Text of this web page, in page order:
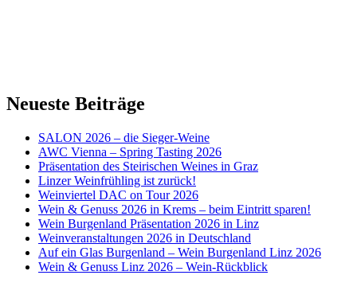
Neueste Beiträge
SALON 2026 – die Sieger-Weine
AWC Vienna – Spring Tasting 2026
Präsentation des Steirischen Weines in Graz
Linzer Weinfrühling ist zurück!
Weinviertel DAC on Tour 2026
Wein & Genuss 2026 in Krems – beim Eintritt sparen!
Wein Burgenland Präsentation 2026 in Linz
Weinveranstaltungen 2026 in Deutschland
Auf ein Glas Burgenland – Wein Burgenland Linz 2026
Wein & Genuss Linz 2026 – Wein-Rückblick